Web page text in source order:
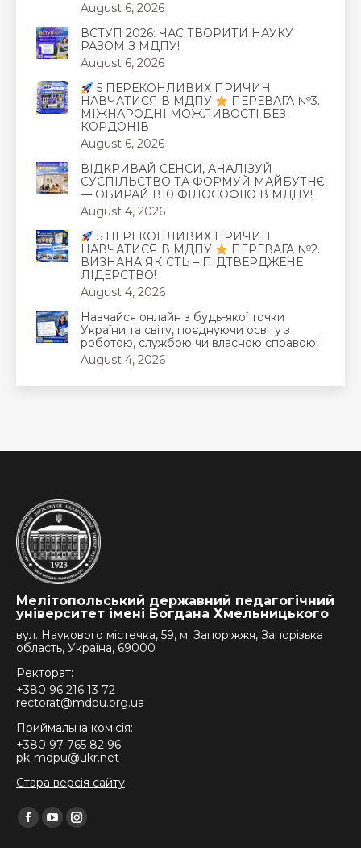
August 6, 2026
ВСТУП 2026: ЧАС ТВОРИТИ НАУКУ
РАЗОМ З МДПУ!
August 6, 2026
5 ПЕРЕКОНЛИВИХ ПРИЧИН
НАВЧАТИСЯ В МДПУ
ПЕРЕВАГА №3.
МІЖНАРОДНІ МОЖЛИВОСТІ БЕЗ
КОРДОНІВ
August 6, 2026
ВІДКРИВАЙ СЕНСИ, АНАЛІЗУЙ
СУСПІЛЬСТВО ТА ФОРМУЙ МАЙБУТНЄ
— ОБИРАЙ В10 ФІЛОСОФІЮ В МДПУ!
August 4, 2026
5 ПЕРЕКОНЛИВИХ ПРИЧИН
НАВЧАТИСЯ В МДПУ
ПЕРЕВАГА №2.
ВИЗНАНА ЯКІСТЬ – ПІДТВЕРДЖЕНЕ
ЛІДЕРСТВО!
August 4, 2026
Навчайся онлайн з будь-якої точки
України та світу, поєднуючи освіту з
роботою, службою чи власною справою!
August 4, 2026
Мелітопольський державний педагогічний
університет імені Богдана Хмельницького
вул. Наукового містечка, 59, м. Запоріжжя, Запорізька
область, Україна, 69000
Ректорат:
+380 96 216 13 72
rectorat@mdpu.org.ua
Приймальна комісія:
+380 97 765 82 96
pk-mdpu@ukr.net
Стара версія сайту
Find us on:
Facebook
YouTubeInstagram